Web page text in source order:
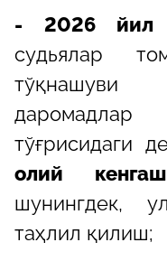
- 2026 йил
судьялар
тўқнашуви
тўғрисидаги
олий
шунингдек,
таҳлил қилиш;